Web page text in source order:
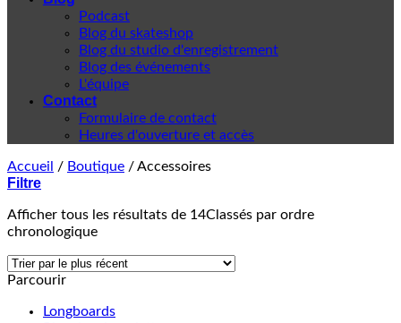
Podcast
Blog du skateshop
Blog du studio d'enregistrement
Blog des événements
L'équipe
Contact
Formulaire de contact
Heures d'ouverture et accès
Accueil / Boutique /Accessoires
Filtre
Afficher tous les résultats de 14Classés par ordre
chronologique
Parcourir
Longboards